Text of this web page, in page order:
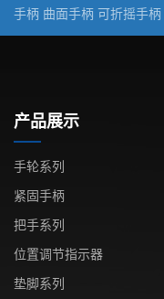
手柄 曲面手柄 可折摇手柄
产品展示
手轮系列
紧固手柄
把手系列
位置调节指示器
垫脚系列